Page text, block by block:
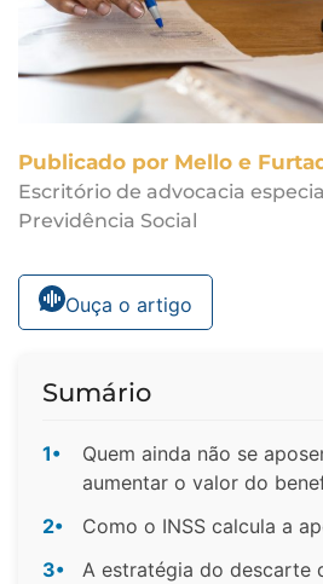
Publicado por Mello e
Escritório de advocacia
Previdência Social
Ouça o artigo
Sumário
1•
Quem ainda não se
aumentar o valor do
2•
Como o INSS calcula a
3•
A estratégia do descarte